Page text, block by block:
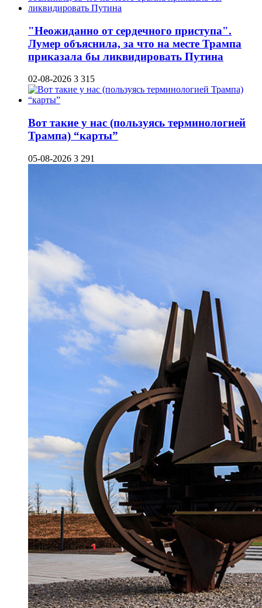
"Неожиданно от сердечного приступа".
Лумер объяснила, за что на месте Трампа
приказала бы ликвидировать Путина
02-08-2026 3 315
Вот такие у нас (пользуясь терминологией
Трампа) “карты”
05-08-2026 3 291